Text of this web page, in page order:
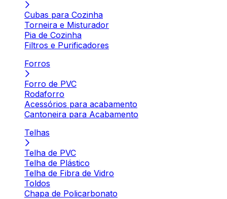
Cubas para Cozinha
Torneira e Misturador
Pia de Cozinha
Filtros e Purificadores
Forros
Forro de PVC
Rodaforro
Acessórios para acabamento
Cantoneira para Acabamento
Telhas
Telha de PVC
Telha de Plástico
Telha de Fibra de Vidro
Toldos
Chapa de Policarbonato